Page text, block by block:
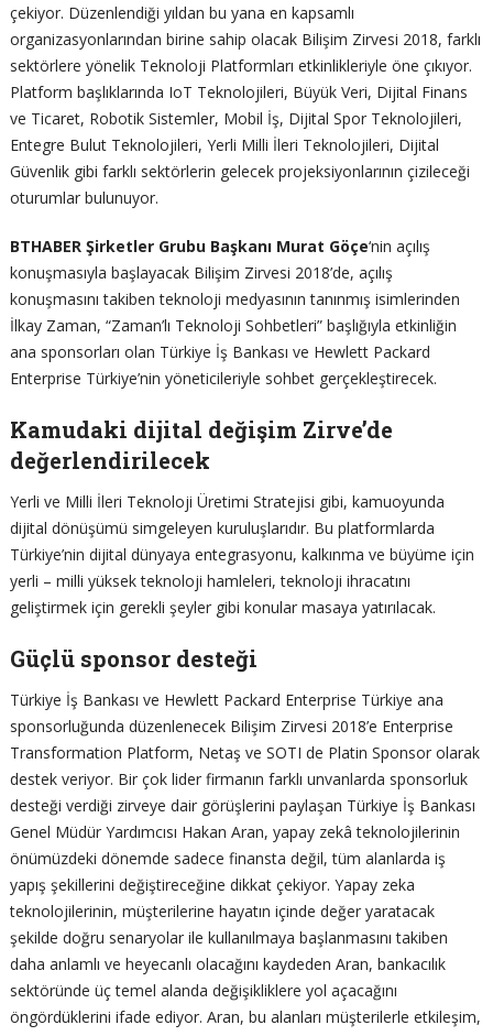
çekiyor. Düzenlendiği yıldan bu yana en kapsamlı
organizasyonlarından birine sahip olacak Bilişim Zirvesi 2018, farklı
sektörlere yönelik Teknoloji Platformları etkinlikleriyle öne çıkıyor.
Platform başlıklarında IoT Teknolojileri, Büyük Veri, Dijital Finans
ve Ticaret, Robotik Sistemler, Mobil İş, Dijital Spor Teknolojileri,
Entegre Bulut Teknolojileri, Yerli Milli İleri Teknolojileri, Dijital
Güvenlik gibi farklı sektörlerin gelecek projeksiyonlarının çizileceği
oturumlar bulunuyor.
BTHABER Şirketler Grubu Başkanı Murat Göçe‘nin açılış
konuşmasıyla başlayacak Bilişim Zirvesi 2018’de, açılış
konuşmasını takiben teknoloji medyasının tanınmış isimlerinden
İlkay Zaman, “Zaman’lı Teknoloji Sohbetleri” başlığıyla etkinliğin
ana sponsorları olan Türkiye İş Bankası ve Hewlett Packard
Enterprise Türkiye’nin yöneticileriyle sohbet gerçekleştirecek.
Kamudaki dijital değişim Zirve’de
değerlendirilecek
Yerli ve Milli İleri Teknoloji Üretimi Stratejisi gibi, kamuoyunda
dijital dönüşümü simgeleyen kuruluşlarıdır. Bu platformlarda
Türkiye’nin dijital dünyaya entegrasyonu, kalkınma ve büyüme için
yerli – milli yüksek teknoloji hamleleri, teknoloji ihracatını
geliştirmek için gerekli şeyler gibi konular masaya yatırılacak.
Güçlü sponsor desteği
Türkiye İş Bankası ve Hewlett Packard Enterprise Türkiye ana
sponsorluğunda düzenlenecek Bilişim Zirvesi 2018’e Enterprise
Transformation Platform, Netaş ve SOTI de Platin Sponsor olarak
destek veriyor. Bir çok lider firmanın farklı unvanlarda sponsorluk
desteği verdiği zirveye dair görüşlerini paylaşan Türkiye İş Bankası
Genel Müdür Yardımcısı Hakan Aran, yapay zekâ teknolojilerinin
önümüzdeki dönemde sadece finansta değil, tüm alanlarda iş
yapış şekillerini değiştireceğine dikkat çekiyor. Yapay zeka
teknolojilerinin, müşterilerine hayatın içinde değer yaratacak
şekilde doğru senaryolar ile kullanılmaya başlanmasını takiben
daha anlamlı ve heyecanlı olacağını kaydeden Aran, bankacılık
sektöründe üç temel alanda değişikliklere yol açacağını
öngördüklerini ifade ediyor. Aran, bu alanları müşterilerle etkileşim,